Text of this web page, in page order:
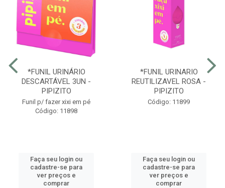
*FUNIL URINÁRIO
DESCARTÁVEL 3UN -
PIPIZITO
Funil p/ fazer xixi em pé
Código: 11898
Faça seu login ou
cadastre-se para
ver preços e
comprar
*FUNIL URINARIO
REUTILIZAVEL ROSA -
PIPIZITO
Código: 11899
Faça seu login ou
cadastre-se para
ver preços e
comprar